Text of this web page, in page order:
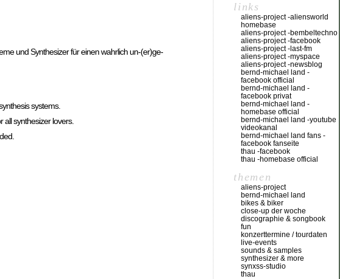
und Synthesizer für einen wahrlich un-(er)ge-
systems.
synthesizer lovers.
links
aliens-project -aliensworld
homebase
aliens-project -bembeltechno
aliens-project -facebook
aliens-project -last-fm
aliens-project -myspace
aliens-project -newsblog
bernd-michael land -
facebook official
bernd-michael land -
facebook privat
bernd-michael land -
homebase official
bernd-michael land -youtube
videokanal
bernd-michael land fans -
facebook fanseite
thau -facebook
thau -homebase official
themen
aliens-project
bernd-michael land
bikes & biker
close-up der woche
discographie & songbook
fun
konzerttermine / tourdaten
live-events
sounds & samples
synthesizer & more
synxss-studio
thau